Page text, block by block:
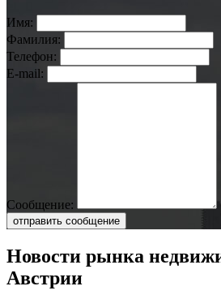
Имя:
Фамилия:
Телефон:
E-mail:
Сообщение:
отправить сообщение
Новости рынка
Австрии